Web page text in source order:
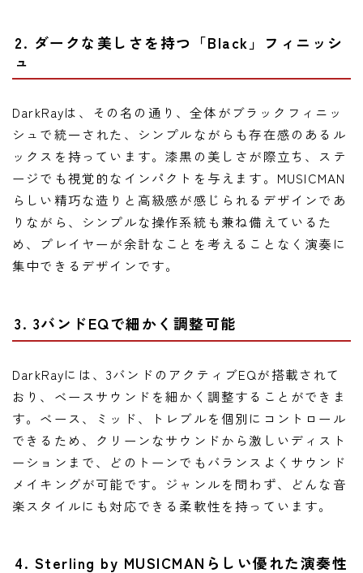
2. ダークな美しさを持つ「Black」フィニッシ
ュ
DarkRayは、その名の通り、全体がブラックフィニッ
シュで統一された、シンプルながらも存在感のあるル
ックスを持っています。漆黒の美しさが際立ち、ステ
ージでも視覚的なインパクトを与えます。MUSICMAN
らしい精巧な造りと高級感が感じられるデザインであ
りながら、シンプルな操作系統も兼ね備えているた
め、プレイヤーが余計なことを考えることなく演奏に
集中できるデザインです。
3. 3バンドEQで細かく調整可能
DarkRayには、3バンドのアクティブEQが搭載されて
おり、ベースサウンドを細かく調整することができま
す。ベース、ミッド、トレブルを個別にコントロール
できるため、クリーンなサウンドから激しいディスト
ーションまで、どのトーンでもバランスよくサウンド
メイキングが可能です。ジャンルを問わず、どんな音
楽スタイルにも対応できる柔軟性を持っています。
4. Sterling by MUSICMANらしい優れた演奏性